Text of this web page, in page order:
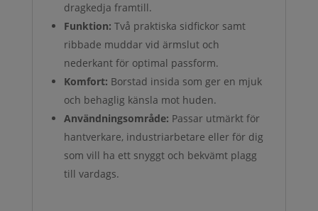
dragkedja framtill.
Funktion: Två praktiska sidfickor samt
ribbade muddar vid ärmslut och
nederkant för optimal passform.
Komfort: Borstad insida som ger en mjuk
och behaglig känsla mot huden.
Användningsområde: Passar utmärkt för
hantverkare, industriarbetare eller för dig
som vill ha ett snyggt och bekvämt plagg
till vardags.